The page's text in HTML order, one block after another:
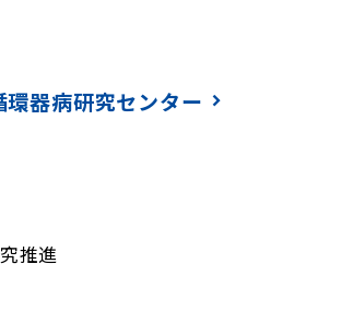
環器病研究センター
推進